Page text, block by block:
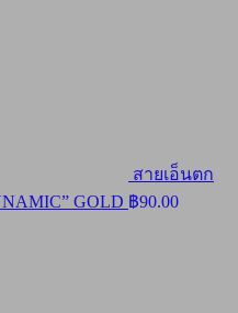
สายเอ็นตก
GOLD ฿90.00